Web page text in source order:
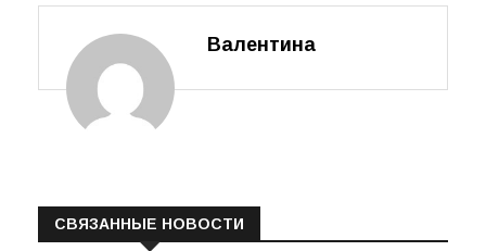
Валентина
СВЯЗАННЫЕ НОВОСТИ